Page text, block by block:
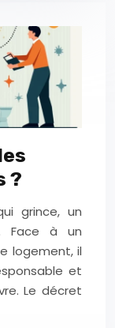
?
grince, un
Face à un
logement, il
et
Le décret